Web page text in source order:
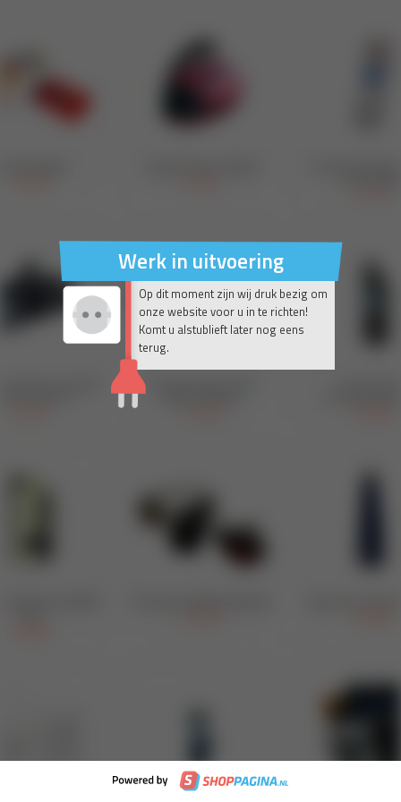
Werk in uitvoering
Op dit moment zijn wij druk bezig om
onze website voor u in te richten!
Komt u alstublieft later nog eens
terug.